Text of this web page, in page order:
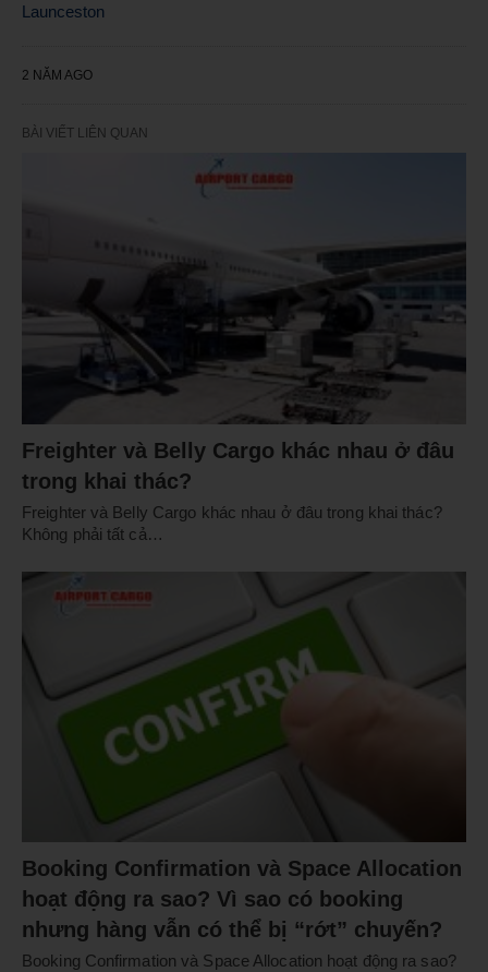
Launceston
2 NĂM AGO
BÀI VIẾT LIÊN QUAN
Freighter và Belly Cargo khác nhau ở đâu
trong khai thác?
Freighter và Belly Cargo khác nhau ở đâu trong khai thác?
Không phải tất cả…
Booking Confirmation và Space Allocation
hoạt động ra sao? Vì sao có booking
nhưng hàng vẫn có thể bị “rớt” chuyến?
Booking Confirmation và Space Allocation hoạt động ra sao?